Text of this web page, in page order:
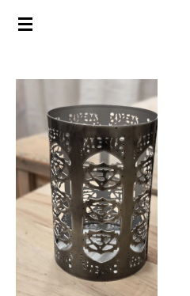
Ga
de
hoofdinhoud